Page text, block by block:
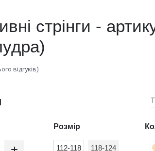
стрінги -
відгуків)
Розмір
112-118 118-124